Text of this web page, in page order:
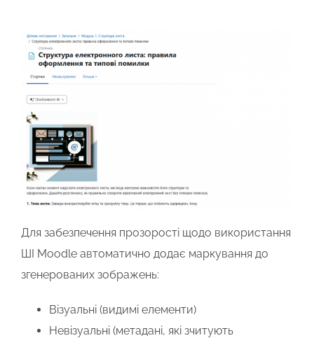
Для забезпечення прозорості щодо використання
ШІ Moodle автоматично додає маркування до
згенерованих зображень:
Візуальні (видимі елементи)
Невізуальні (метадані, які зчитують